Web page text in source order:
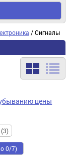
/ Сигналы
цены
0/7)